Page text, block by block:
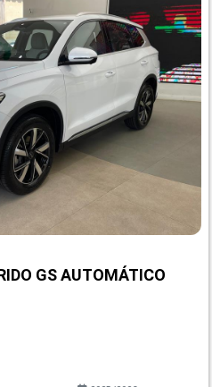
GS AUTOMÁTICO